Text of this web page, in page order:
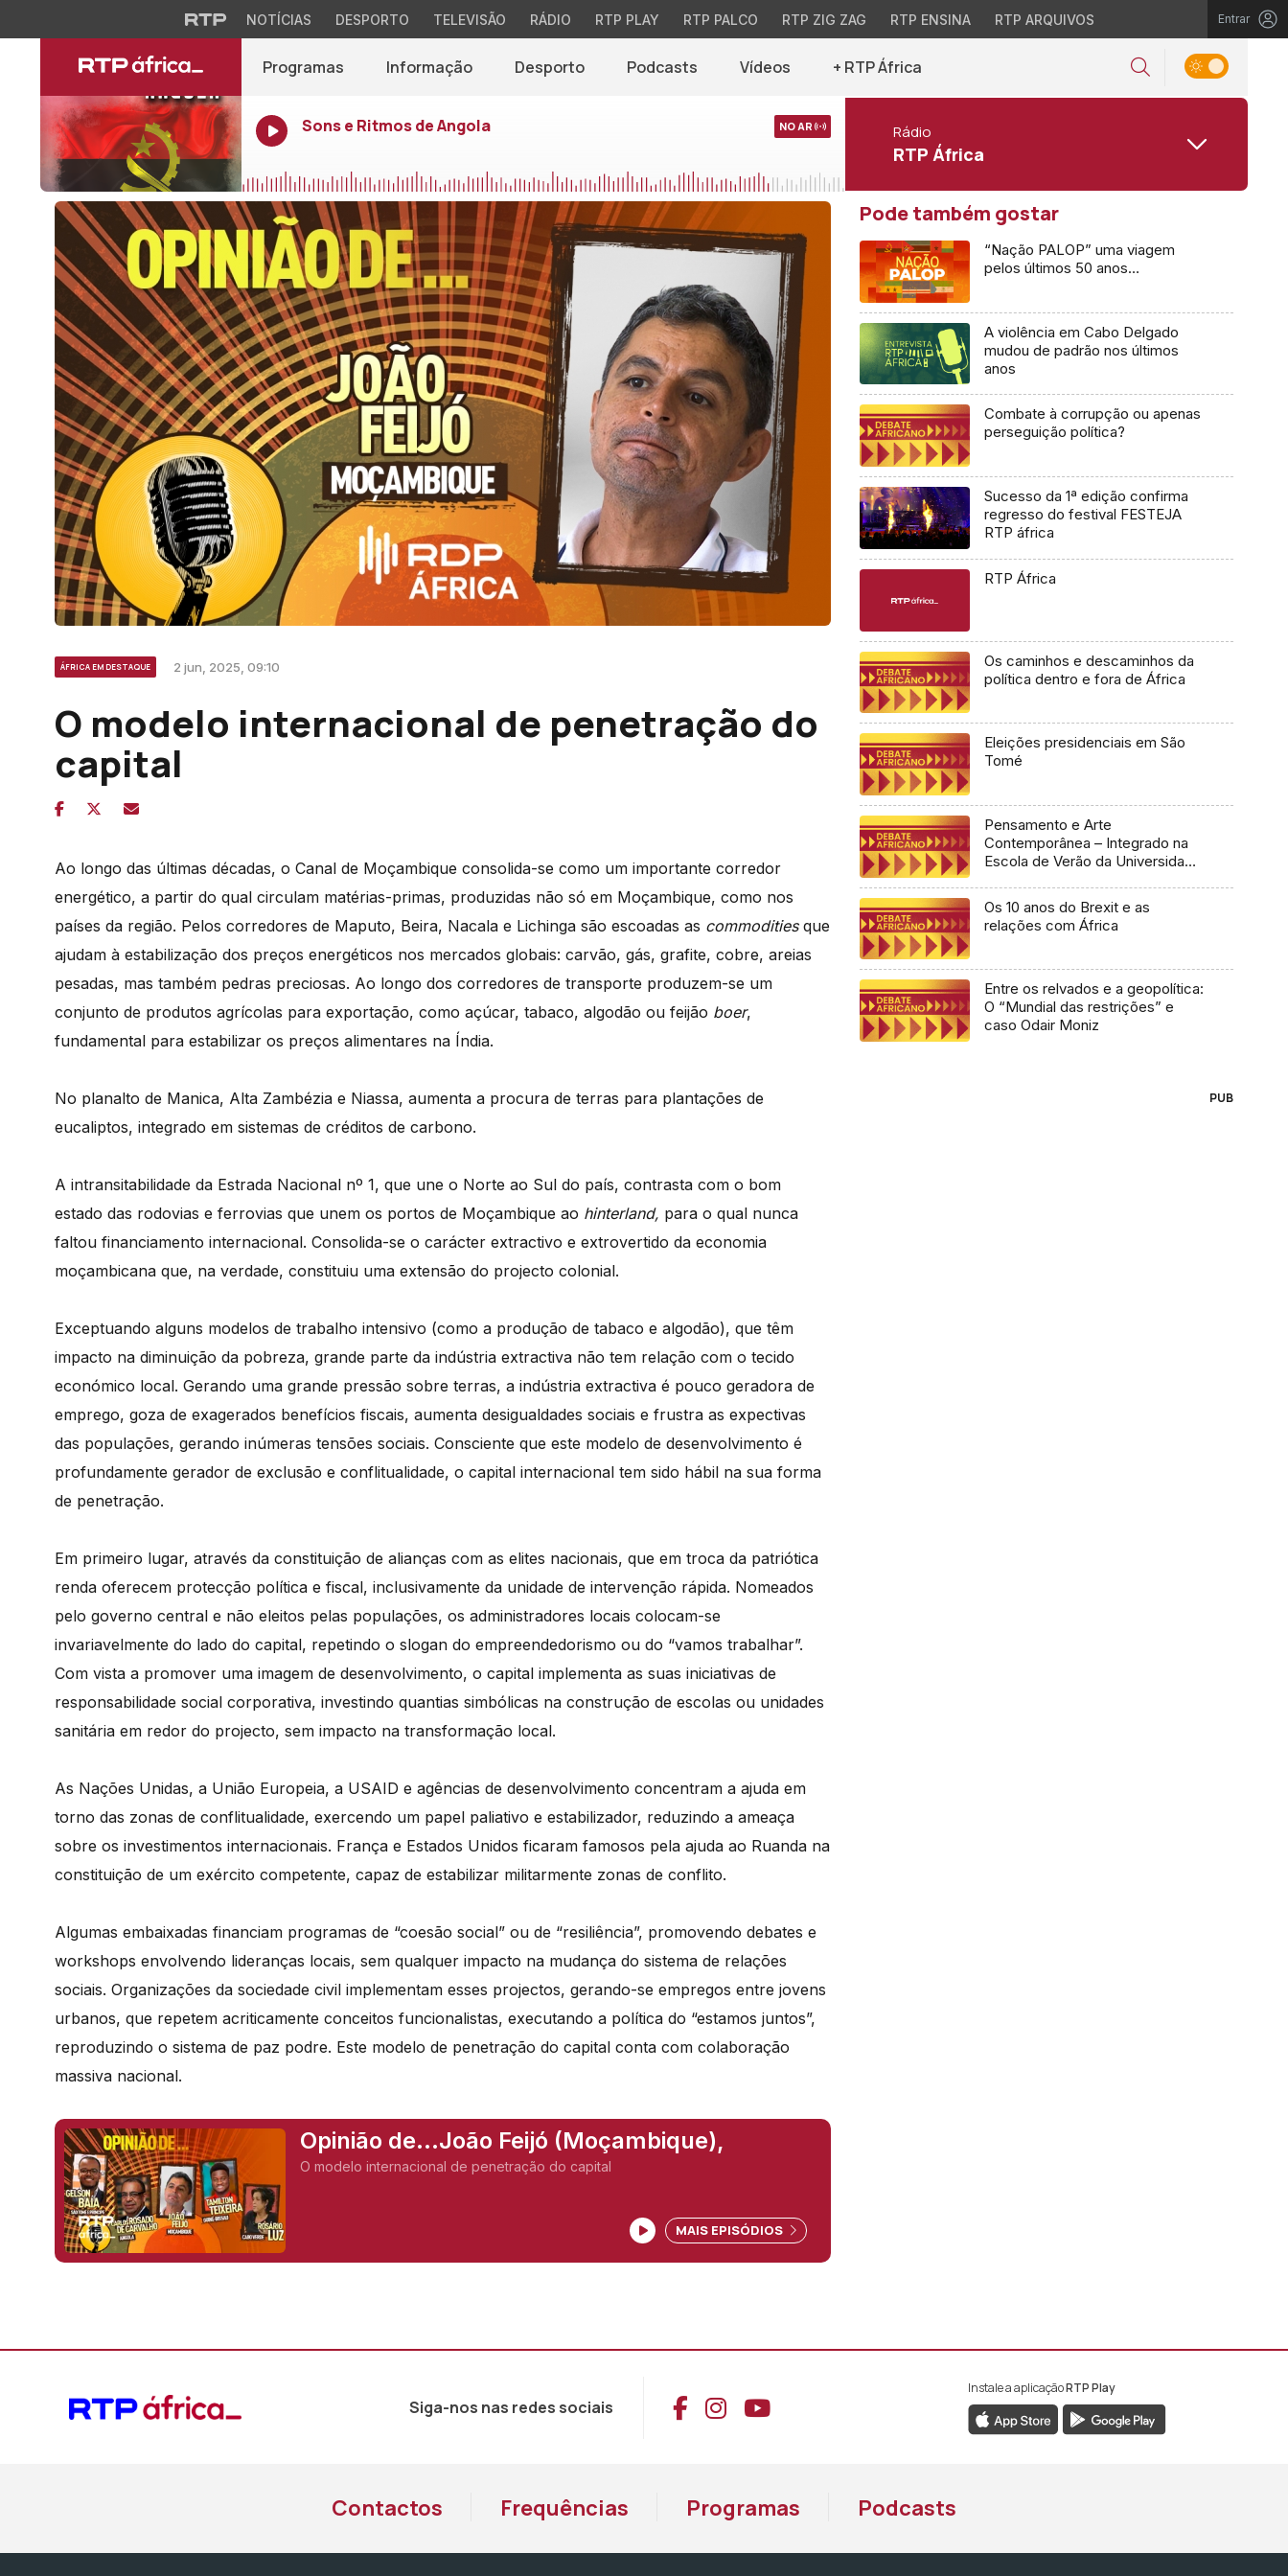
NOTÍCIAS DESPORTO TELEVISÃO RÁDIO RTP PLAY RTP PALCO RTP ZIG ZAG RTP ENSINA RTP ARQUIVOS Entrar
Programas Informação Desporto Podcasts Vídeos + RTP África
Sons e Ritmos de Angola NO AR Rádio
RTP África
ÁFRICA EM DESTAQUE 2 jun, 2025, 09:10
O modelo internacional de penetração do
capital
Ao longo das últimas décadas, o Canal de Moçambique consolida-se como um importante corredor
energético, a partir do qual circulam matérias-primas, produzidas não só em Moçambique, como nos
países da região. Pelos corredores de Maputo, Beira, Nacala e Lichinga são escoadas as commoditiesque
ajudam à estabilização dos preços energéticos nos mercados globais: carvão, gás, grafite, cobre, areias
pesadas, mas também pedras preciosas. Ao longo dos corredores de transporte produzem-se um
conjunto de produtos agrícolas para exportação, como açúcar, tabaco, algodão ou feijão boer,
fundamental para estabilizar os preços alimentares na Índia.
No planalto de Manica, Alta Zambézia e Niassa, aumenta a procura de terras para plantações de
eucaliptos, integrado em sistemas de créditos de carbono.
A intransitabilidade da Estrada Nacional nº 1, que une o Norte ao Sul do país, contrasta com o bom
estado das rodovias e ferrovias que unem os portos de Moçambique ao hinterland, para o qual nunca
faltou financiamento internacional. Consolida-se o carácter extractivo e extrovertido da economia
moçambicana que, na verdade, constituiu uma extensão do projecto colonial.
Exceptuando alguns modelos de trabalho intensivo (como a produção de tabaco e algodão), que têm
impacto na diminuição da pobreza, grande parte da indústria extractiva não tem relação com o tecido
económico local. Gerando uma grande pressão sobre terras, a indústria extractiva é pouco geradora de
emprego, goza de exagerados benefícios fiscais, aumenta desigualdades sociais e frustra as expectivas
das populações, gerando inúmeras tensões sociais. Consciente que este modelo de desenvolvimento é
profundamente gerador de exclusão e conflitualidade, o capital internacional tem sido hábil na sua forma
de penetração.
Em primeiro lugar, através da constituição de alianças com as elites nacionais, que em troca da patriótica
renda oferecem protecção política e fiscal, inclusivamente da unidade de intervenção rápida. Nomeados
pelo governo central e não eleitos pelas populações, os administradores locais colocam-se
invariavelmente do lado do capital, repetindo o slogan do empreendedorismo ou do “vamos trabalhar”.
Com vista a promover uma imagem de desenvolvimento, o capital implementa as suas iniciativas de
responsabilidade social corporativa, investindo quantias simbólicas na construção de escolas ou unidades
sanitária em redor do projecto, sem impacto na transformação local.
As Nações Unidas, a União Europeia, a USAID e agências de desenvolvimento concentram a ajuda em
torno das zonas de conflitualidade, exercendo um papel paliativo e estabilizador, reduzindo a ameaça
sobre os investimentos internacionais. França e Estados Unidos ficaram famosos pela ajuda ao Ruanda na
constituição de um exército competente, capaz de estabilizar militarmente zonas de conflito.
Algumas embaixadas financiam programas de “coesão social” ou de “resiliência”, promovendo debates e
workshops envolvendo lideranças locais, sem qualquer impacto na mudança do sistema de relações
sociais. Organizações da sociedade civil implementam esses projectos, gerando-se empregos entre jovens
urbanos, que repetem acriticamente conceitos funcionalistas, executando a política do “estamos juntos”,
reproduzindo o sistema de paz podre. Este modelo de penetração do capital conta com colaboração
massiva nacional.
Opinião de...João Feijó (Moçambique),
O modelo internacional de penetração do capital
MAIS EPISÓDIOS
Pode também gostar
“Nação PALOP” uma viagem
pelos últimos 50 anos…
A violência em Cabo Delgado
mudou de padrão nos últimos
anos
Combate à corrupção ou apenas
perseguição política?
Sucesso da 1ª edição confirma
regresso do festival FESTEJA
RTP áfrica
RTP África
Os caminhos e descaminhos da
política dentro e fora de África
Eleições presidenciais em São
Tomé
Pensamento e Arte
Contemporânea – Integrado na
Escola de Verão da Universidade
Os 10 anos do Brexit e as
relações com África
Entre os relvados e a geopolítica:
O “Mundial das restrições” e
caso Odair Moniz
PUB
Siga-nos nas redes sociais Aceder ao Facebook da RTP África
Aceder ao Instagram da RTP África
Aceder ao YouTube da RTP África
Instale a aplicaçãoRTP Play
Contactos Frequências Programas Podcasts